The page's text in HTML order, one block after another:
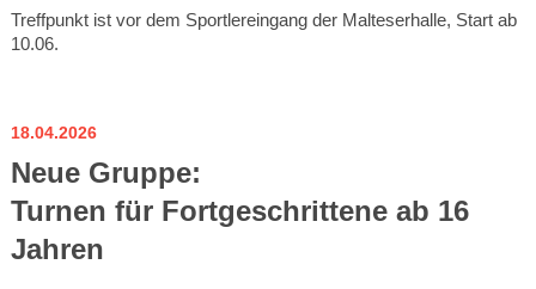
Treffpunkt ist vor dem Sportlereingang der Malteserhalle, Start ab
10.06.
18.04.2026
Neue Gruppe:
Turnen für Fortgeschrittene ab 16
Jahren